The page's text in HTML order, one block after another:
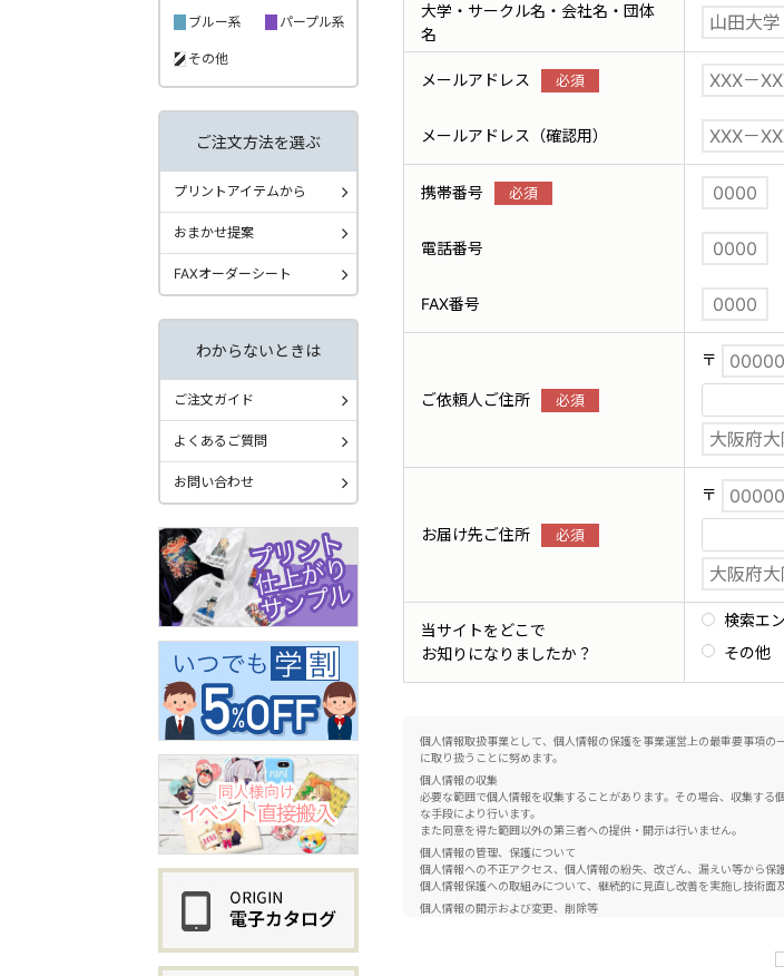
大学・サークル名・会社名・団体
名
メールアドレス
メールアドレス（確認用）
携帯番号
電話番号
FAX番号
ご依頼人ご住所
〒
お届け先ご住所
〒
当サイトをどこで
お知りになりましたか？
検索エ
その他
個人情報取扱事業として、個人情報の保護を事業運営上の最重要事項
に取り扱うことに努めます。
個人情報の収集
必要な範囲で個人情報を収集することがあります。その場合、収集す
な手段により行います。
また同意を得た範囲以外の第三者への提供・開示は行いません。
個人情報の管理、保護について
個人情報への不正アクセス、個人情報の紛失、改ざん、漏えい等から保
個人情報保護への取組みについて、継続的に見直し改善を実施し技術面
個人情報の開示および変更、削除等
ブルー系 パープル系
その他
ご注文方法を選ぶ
プリントアイテムから
おまかせ提案
FAXオーダーシート
わからないときは
ご注文ガイド
よくあるご質問
お問い合わせ